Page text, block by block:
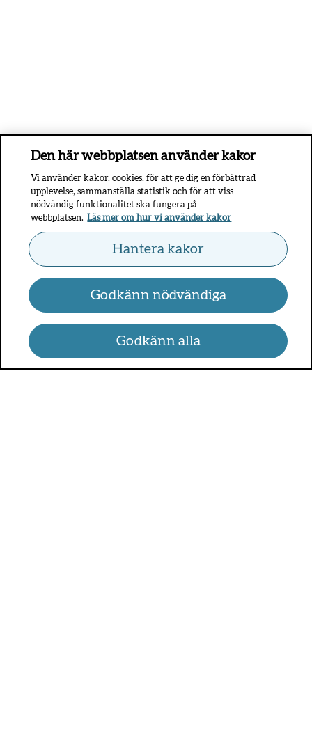
Den här webbplatsen använder kakor
Vi använder kakor, cookies, för att ge dig en förbättrad
upplevelse, sammanställa statistik och för att viss
nödvändig funktionalitet ska fungera på
webbplatsen. Läs mer om hur vi använder kakor
Hantera kakor
Godkänn nödvändiga
Godkänn alla